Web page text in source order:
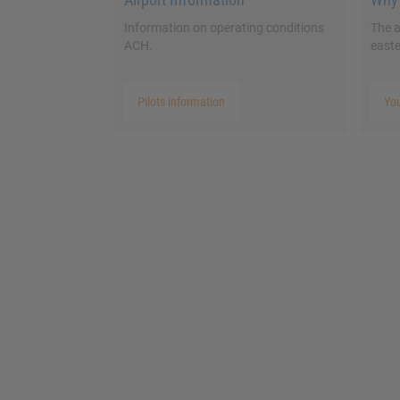
Information on operating conditions
ACH.
Pilots information
The